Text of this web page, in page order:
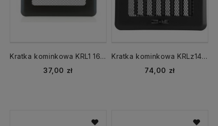
Kratka kominkowa KRL1 165x105 mm Light z ramką czarny
37,00 zł
Kratka kominkowa KRLz14 140x140 mm Light z ramką z żaluzją czarny
74,00 zł